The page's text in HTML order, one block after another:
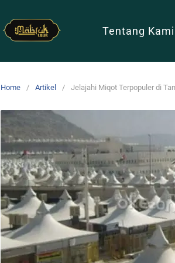
Tentang Kami
Home Artikel Jelajahi Miqot Terpopuler di